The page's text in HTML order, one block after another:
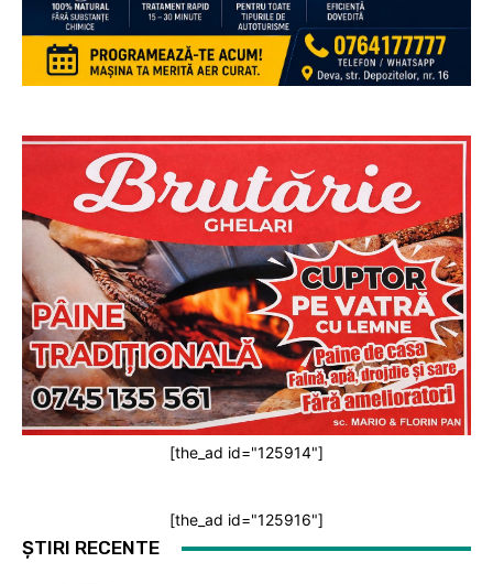
[the_ad id="125914"]
[the_ad id="125916"]
ȘTIRI RECENTE